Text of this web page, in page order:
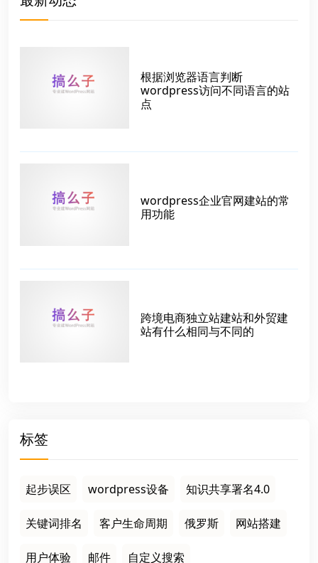
根据浏览器语言判断
wordpress访问不同语言的站
点
wordpress企业官网建站的常
用功能
跨境电商独立站建站和外贸建
站有什么相同与不同的
标签
起步误区 wordpress设备 知识共享署名4.0
关键词排名 客户生命周期 俄罗斯 网站搭建
用户体验 邮件 自定义搜索